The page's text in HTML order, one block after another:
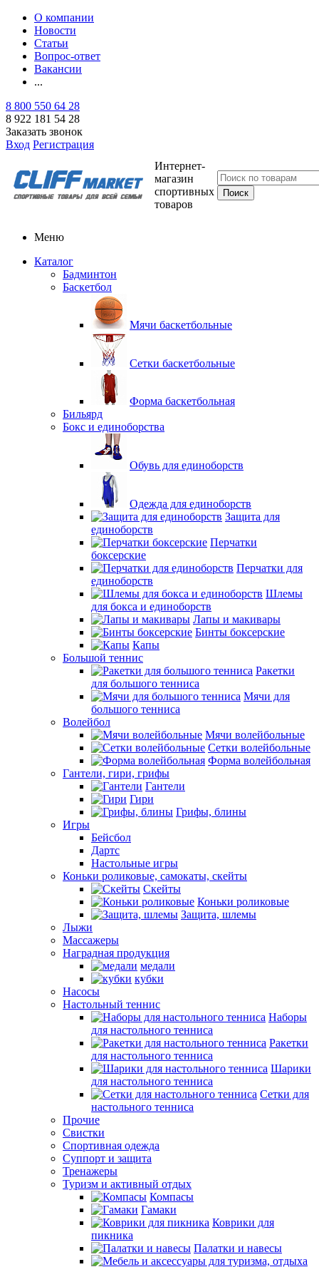
О компании
Новости
Статьи
Вопрос-ответ
Вакансии
...
8 800 550 64 28
8 922 181 54 28
Заказать звонок
Вход Регистрация
Интернет-
магазин
спортивных
товаров
Меню
Каталог
Бадминтон
Баскетбол
Мячи баскетбольные
Сетки баскетбольные
Форма баскетбольная
Бильярд
Бокс и единоборства
Обувь для единоборств
Одежда для единоборств
Защита для
единоборств
Перчатки
боксерские
Перчатки для
единоборств
Шлемы
для бокса и единоборств
Лапы и макивары
Бинты боксерские
Капы
Большой теннис
Ракетки
для большого тенниса
Мячи для
большого тенниса
Волейбол
Мячи волейбольные
Сетки волейбольные
Форма волейбольная
Гантели, гири, грифы
Гантели
Гири
Грифы, блины
Игры
Бейсбол
Дартс
Настольные игры
Коньки роликовые, самокаты, скейты
Скейты
Коньки роликовые
Защита, шлемы
Лыжи
Массажеры
Наградная продукция
медали
кубки
Насосы
Настольный теннис
Наборы
для настольного тенниса
Ракетки
для настольного тенниса
Шарики
для настольного тенниса
Сетки для
настольного тенниса
Прочие
Свистки
Спортивная одежда
Суппорт и защита
Тренажеры
Туризм и активный отдых
Компасы
Гамаки
Коврики для
пикника
Палатки и навесы